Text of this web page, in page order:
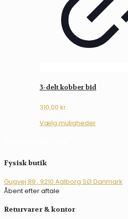
på
varesiden
3-delt kobber bid
310,00 kr.
Vælg mulighederDette
kan
vælges
Fysisk butik
Gugvej 89 , 9210 Aalborg SØ Danmark
Åbent efter aftale
Returvarer & kontor